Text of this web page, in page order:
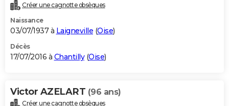
Créer une cagnotte obsèques
Naissance
03/07/1937 à Laigneville (Oise)
Décès
17/07/2016 à Chantilly(Oise)
Victor AZELART (96 ans)
Créer une cagnotte obsèques